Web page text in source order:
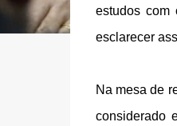
estudos com
esclarecer
Na mesa de
considerado